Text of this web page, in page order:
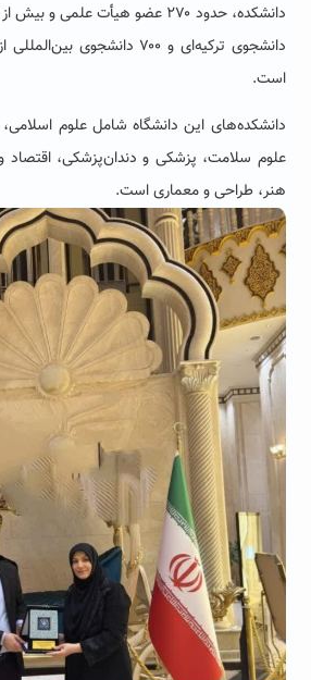
است.
دانشکده‌های این دانشگاه شامل علوم
علوم سلامت، پزشکی و دندان‌پزشکی، اقتصاد
هنر، طراحی و معماری است.